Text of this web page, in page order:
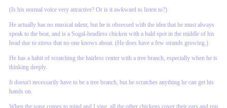
(Is his normal voice very attractive? Or is it awkward to listen to?)
He actually has no musical talent, but he is obsessed with the idea that he must always
speak to the beat, and is a Sogal-headless chicken with a bald spot in the middle of his
head due to stress that no one knows about. (He does have a few strands growing.)
He has a habit of scratching the hairless center with a tree branch, especially when he is
thinking deeply.
It doesn't necessarily have to be a tree branch, but he scratches anything he can get his
hands on.
When the song comes to mind and I sing, all the other chickens cover their ears and run